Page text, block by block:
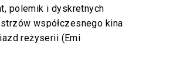
polemik i dyskretnych
współczesnego kina
reżyserii (Emi